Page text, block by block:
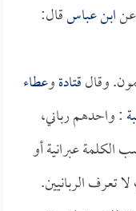
ابن عباسقال:
وقالقتادةوعطاء
: واحدهم رباني،
الكلمة عبرانية أو
تعرف الربانيين.